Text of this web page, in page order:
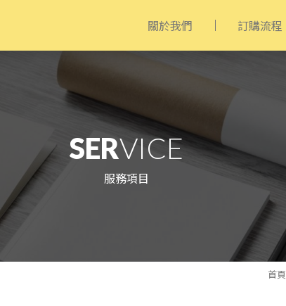
關於我們 訂購流程
SERVICE
服務項目
首頁